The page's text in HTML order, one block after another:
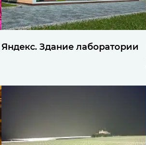
Яндекс. Здание лаборатории